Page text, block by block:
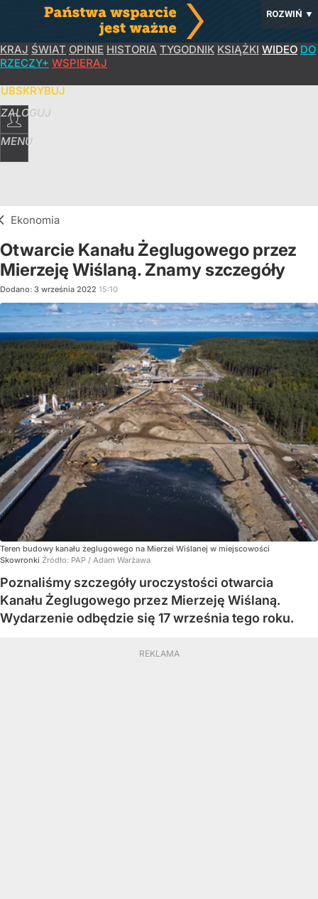
ROZWIŃ ▼
KRAJ ŚWIAT OPINIE HISTORIA TYGODNIK KSIĄŻKI WIDEO DO
RZECZY+ WSPIERAJ
ZALOGUJ
MENU
Ekonomia
Otwarcie Kanału Żeglugowego przez
Mierzeję Wiślaną. Znamy szczegóły
Dodano: 3 września 2022 15:10
Teren budowy kanału żeglugowego na Mierzei Wiślanej w miejscowości
Skowronki Źródło: PAP / Adam Warżawa
Poznaliśmy szczegóły uroczystości otwarcia
Kanału Żeglugowego przez Mierzeję Wiślaną.
Wydarzenie odbędzie się 17 września tego roku.